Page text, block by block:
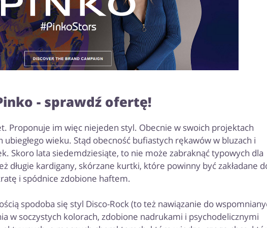
- sprawdź ofertę!
Proponuje im więc niejeden styl. Obecnie w swoich projektach
wieku. Stąd obecność bufiastych rękawów w bluzach i
Skoro lata siedemdziesiąte, to nie może zabraknąć typowych dla
długie kardigany, skórzane kurtki, które powinny być zakładane
i spódnice zdobione haftem.
spodoba się styl Disco-Rock (to też nawiązanie do
w soczystych kolorach, zdobione nadrukami i psychodelicznymi